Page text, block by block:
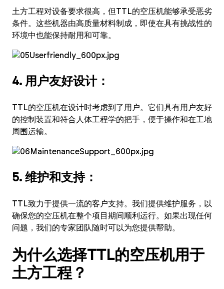
土方工程对设备要求很高，但TTL的空压机能够承受恶劣
条件。这些机器由高质量材料制成，即使在具有挑战性的
环境中也能保持耐用和可靠。
4. 用户友好设计：
TTL的空压机在设计时考虑到了用户。它们具有用户友好
的控制装置和符合人体工程学的把手，便于操作和在工地
周围运输。
5. 维护和支持：
TTL致力于提供一流的客户支持。我们提供维护服务，以
确保您的空压机在整个项目期间顺利运行。如果出现任何
问题，我们的专家团队随时可以为您提供帮助。
为什么选择TTL的空压机用于
土方工程？